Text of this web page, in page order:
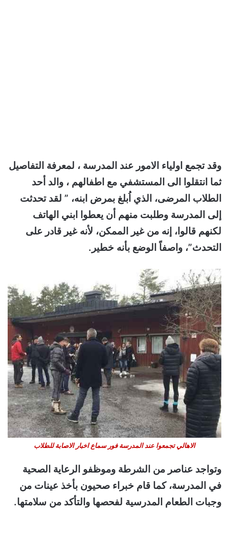
وقد تجمع اولياء الامور عند المدرسة ، لمعرفة التفاصيل
ثما انتقلوا الى المستشفي مع اطفالهم ، والد أحد
الطلاب المرضى، الذي اُبلغ بمرض ابنه، ” لقد تحدثت
إلى المدرسة وطلبت منهم أن يعطوا ابني الهاتف
لكنهم قالوا، إنه من غير الممكن، لأنه غير قادر على
التحدث”، واصفاً الوضع بأنه خطير.
الاهالي تجمعوا عند المدرسة فور سماع اخبار الاصابة للطلاب
وتواجد عناصر من الشرطة وموظفو الرعاية الصحية
في المدرسة، كما قام خبراء صحيون بأخذ عينات من
وجبات الطعام المدرسية لفحصها والتأكد من سلامتها.